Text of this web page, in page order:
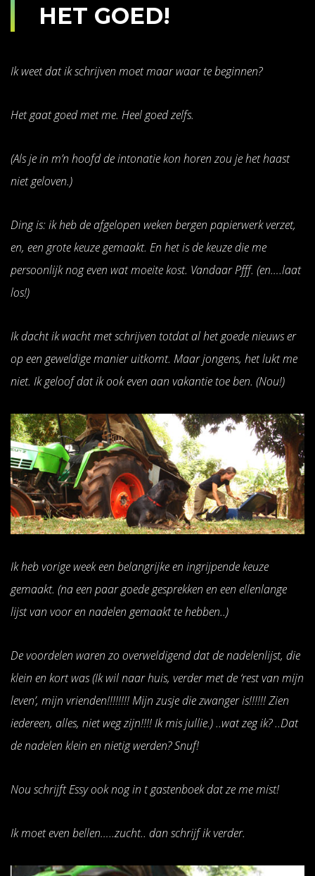
HET GOED!
Ik weet dat ik schrijven moet maar waar te beginnen?
Het gaat goed met me. Heel goed zelfs.
(Als je in m’n hoofd de intonatie kon horen zou je het haast
niet geloven.)
Ding is: ik heb de afgelopen weken bergen papierwerk verzet,
en, een grote keuze gemaakt. En het is de keuze die me
persoonlijk nog even wat moeite kost. Vandaar Pfff. (en….laat
los!)
Ik dacht ik wacht met schrijven totdat al het goede nieuws er
op een geweldige manier uitkomt. Maar jongens, het lukt me
niet. Ik geloof dat ik ook even aan vakantie toe ben. (Nou!)
Ik heb vorige week een belangrijke en ingrijpende keuze
gemaakt. (na een paar goede gesprekken en een ellenlange
lijst van voor en nadelen gemaakt te hebben..)
De voordelen waren zo overweldigend dat de nadelenlijst, die
klein en kort was (Ik wil naar huis, verder met de ‘rest van mijn
leven’, mijn vrienden!!!!!!!! Mijn zusje die zwanger is!!!!!! Zien
iedereen, alles, niet weg zijn!!!! Ik mis jullie.) ..wat zeg ik? ..Dat
de nadelen klein en nietig werden? Snuf!
Nou schrijft Essy ook nog in t gastenboek dat ze me mist!
Ik moet even bellen…..zucht.. dan schrijf ik verder.